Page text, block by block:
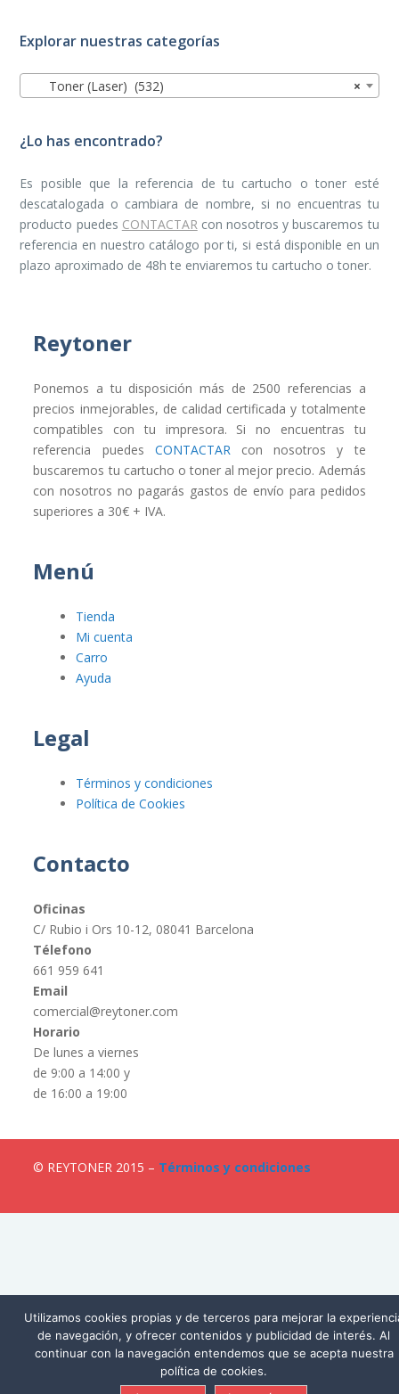
Explorar nuestras categorías
×
Toner (Laser) (532)
¿Lo has encontrado?
Es posible que la referencia de tu cartucho o toner esté
descatalogada o cambiara de nombre, si no encuentras tu
producto puedes CONTACTARcon nosotros y buscaremos tu
referencia en nuestro catálogo por ti, si está disponible en un
plazo aproximado de 48h te enviaremos tu cartucho o toner.
Reytoner
Ponemos a tu disposición más de 2500 referencias a
precios inmejorables, de calidad certificada y totalmente
compatibles con tu impresora. Si no encuentras tu
referencia puedes CONTACTARcon nosotros y te
buscaremos tu cartucho o toner al mejor precio. Además
con nosotros no pagarás gastos de envío para pedidos
superiores a 30€ + IVA.
Menú
Tienda
Mi cuenta
Carro
Ayuda
Legal
Términos y condiciones
Política de Cookies
Contacto
Oficinas
C/ Rubio i Ors 10-12, 08041 Barcelona
Télefono
661 959 641
Email
comercial@reytoner.com
Horario
De lunes a viernes
de 9:00 a 14:00 y
de 16:00 a 19:00
© REYTONER 2015 – Términos y condiciones
Utilizamos cookies propias y de terceros para mejorar la
de navegación, y ofrecer contenidos y publicidad de interés. Al
continuar con la navegación entendemos que se acepta nuestra
política de cookies.